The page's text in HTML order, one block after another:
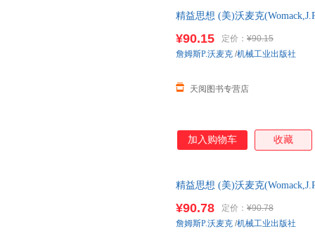
精益思想 (美)沃麦克
¥90.15 定价： ¥90.15
天阅图书专营店
詹姆斯P.沃麦克 /机械工业出版社
加入购物车 收藏
精益思想 (美)沃麦克
¥90.78 定价： ¥90.78
詹姆斯P.沃麦克 /机械工业出版社